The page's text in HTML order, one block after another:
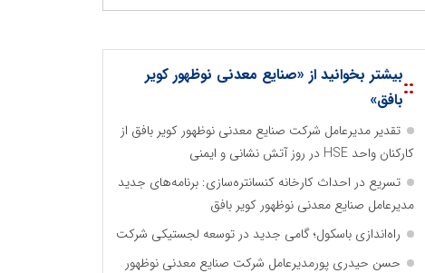
::بیشتر بخوانید از «صنایع معدنی نوظهور کویر
بافق»
تقدیر مدیرعامل شرکت صنایع معدنی نوظهور کویر بافق از
کارکنان واحد HSE در روز آتش نشانی و ایمنی
تسریع در احداث کارخانه کنسانتره‌سازی: برنامه‌های جدید
مدیرعامل صنایع معدنی نوظهور کویر بافق
راه‌اندازی باسکول؛ گامی جدید در توسعه لجستیکی شرکت
حسن حیدری پورمدیرعامل شرکت صنایع معدنی نوظهور